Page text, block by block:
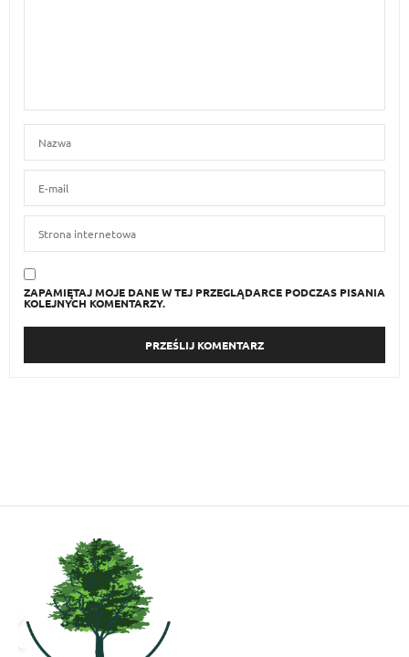
ZAPAMIĘTAJ MOJE DANE W TEJ PRZEGLĄDARCE PODCZAS PISANIA
KOLEJNYCH KOMENTARZY.